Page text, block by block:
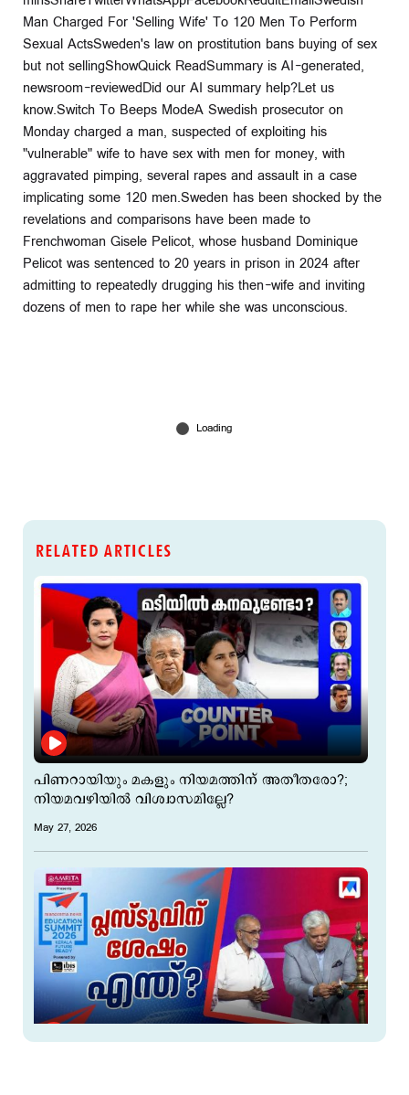
Man Charged For 'Selling Wife' To 120 Men To Perform
Sexual ActsSweden's law on prostitution bans buying of sex
but not sellingShowQuick ReadSummary is AI-generated,
newsroom-reviewedDid our AI summary help?Let us
know.Switch To Beeps ModeA Swedish prosecutor on
Monday charged a man, suspected of exploiting his
"vulnerable" wife to have sex with men for money, with
aggravated pimping, several rapes and assault in a case
implicating some 120 men.Sweden has been shocked by the
revelations and comparisons have been made to
Frenchwoman Gisele Pelicot, whose husband Dominique
Pelicot was sentenced to 20 years in prison in 2024 after
admitting to repeatedly drugging his then-wife and inviting
dozens of men to rape her while she was unconscious.
RELATED ARTICLES
പിണറായിയും മകളും നിയമത്തിന് അതീതരോ?;
നിയമവഴിയില്‍ വിശ്വാസമില്ലേ?
May 27, 2026